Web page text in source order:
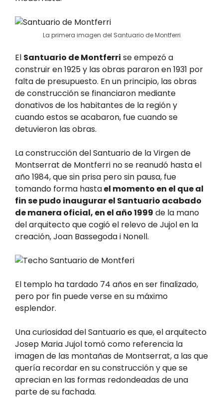
La primera imagen del Santuario de Montferri
El Santuario de Montferri se empezó a
construir en 1925 y las obras pararon en 1931 por
falta de presupuesto. En un principio, las obras
de construcción se financiaron mediante
donativos de los habitantes de la región y
cuando estos se acabaron, fue cuando se
detuvieron las obras.
La construcción del Santuario de la Virgen de
Montserrat de Montferri no se reanudó hasta el
año 1984, que sin prisa pero sin pausa, fue
tomando forma hastael momento en el que al
fin se pudo inaugurar el Santuario acabado
de manera oficial, en el año 1999 de la mano
del arquitecto que cogió el relevo de Jujol en la
creación, Joan Bassegoda i Nonell.
El templo ha tardado 74 años en ser finalizado,
pero por fin puede verse en su máximo
esplendor.
Una curiosidad del Santuario es que, el arquitecto
Josep Maria Jujol tomó como referencia la
imagen de las montañas de Montserrat, a las que
quería recordar en su construcción y que se
aprecian en las formas redondeadas de una
parte de su fachada.